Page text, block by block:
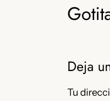
Deja
Tu